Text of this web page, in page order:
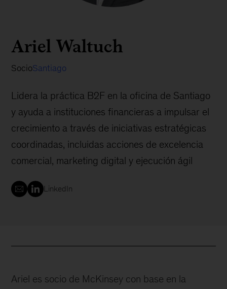
Ariel Waltuch
SocioSantiago
Lidera la práctica B2F en la oficina de Santiago
y ayuda a instituciones financieras a impulsar el
crecimiento a través de iniciativas estratégicas
coordinadas, incluidas acciones de excelencia
comercial, marketing digital y ejecución ágil
LinkedIn
Ariel es socio de McKinsey con base en la